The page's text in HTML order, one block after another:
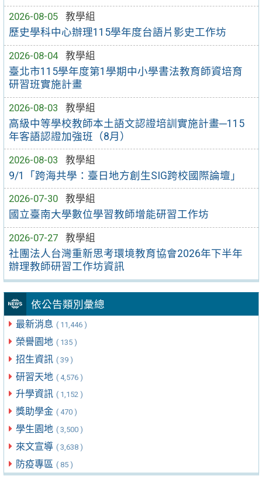
2026-08-05
教學組
歷史學科中心辦理115學年度台語片影史工作坊
2026-08-04
教學組
臺北市115學年度第1學期中小學書法教育師資培育
研習班實施計畫
2026-08-03
教學組
高級中等學校教師本土語文認證培訓實施計畫─115
年客語認證加強班（8月）
2026-08-03
教學組
9/1「跨海共學：臺日地方創生SIG跨校國際論壇」
2026-07-30
教學組
國立臺南大學數位學習教師增能研習工作坊
2026-07-27
教學組
社團法人台灣重新思考環境教育協會2026年下半年
辦理教師研習工作坊資訊
依公告類別彙總
最新消息 ( 11,446 )
榮譽園地 ( 135 )
招生資訊 ( 39 )
研習天地 ( 4,576 )
升學資訊 ( 1,152 )
獎助學金 ( 470 )
學生園地 ( 3,500 )
來文宣導 ( 3,638 )
防疫專區 ( 85 )